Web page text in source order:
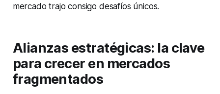
mercado trajo consigo desafíos únicos.
Alianzas estratégicas: la clave
para crecer en mercados
fragmentados